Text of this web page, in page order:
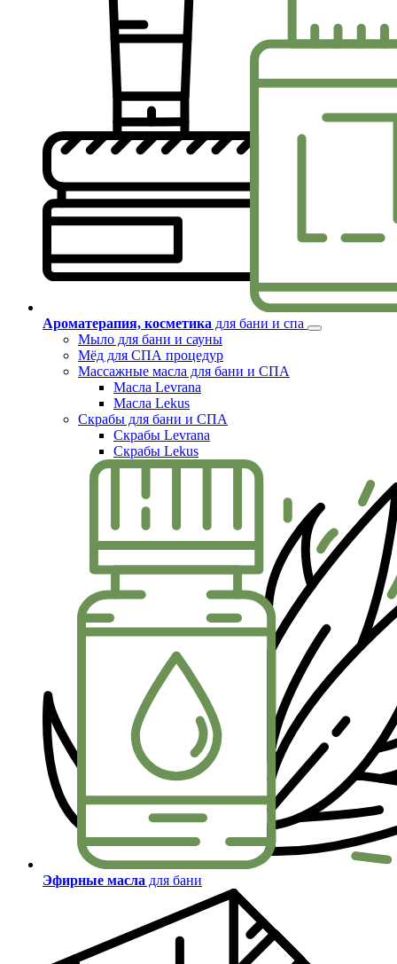
Ароматерапия, косметика для бани и спа
Мыло для бани и сауны
Мёд для СПА процедур
Массажные масла для бани и СПА
Масла Levrana
Масла Lekus
Скрабы для бани и СПА
Скрабы Levrana
Скрабы Lekus
Эфирные масла для бани